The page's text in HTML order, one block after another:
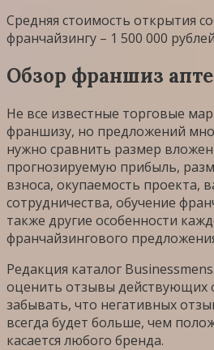
Средняя стоимость открытия
франчайзингу – 1 500 000
Обзор франшиз
Не все известные торговые
франшизу, но предложений
нужно сравнить размер
прогнозируемую прибыль,
взноса, окупаемость проекта,
сотрудничества, обучение
также другие особенности
франчайзингового
Редакция каталог
оценить отзывы действующих
забывать, что негативных
всегда будет больше, чем
касается любого бренда.